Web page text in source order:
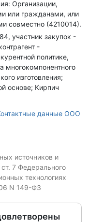
Организации,
или гражданами, или
совместно (4210014).
участник закупок -
-
политике,
многокомпонентного
изготовления;
основе; Кирпич
данные ООО
источников и
7 Федерального
технологиях
N 149-ФЗ